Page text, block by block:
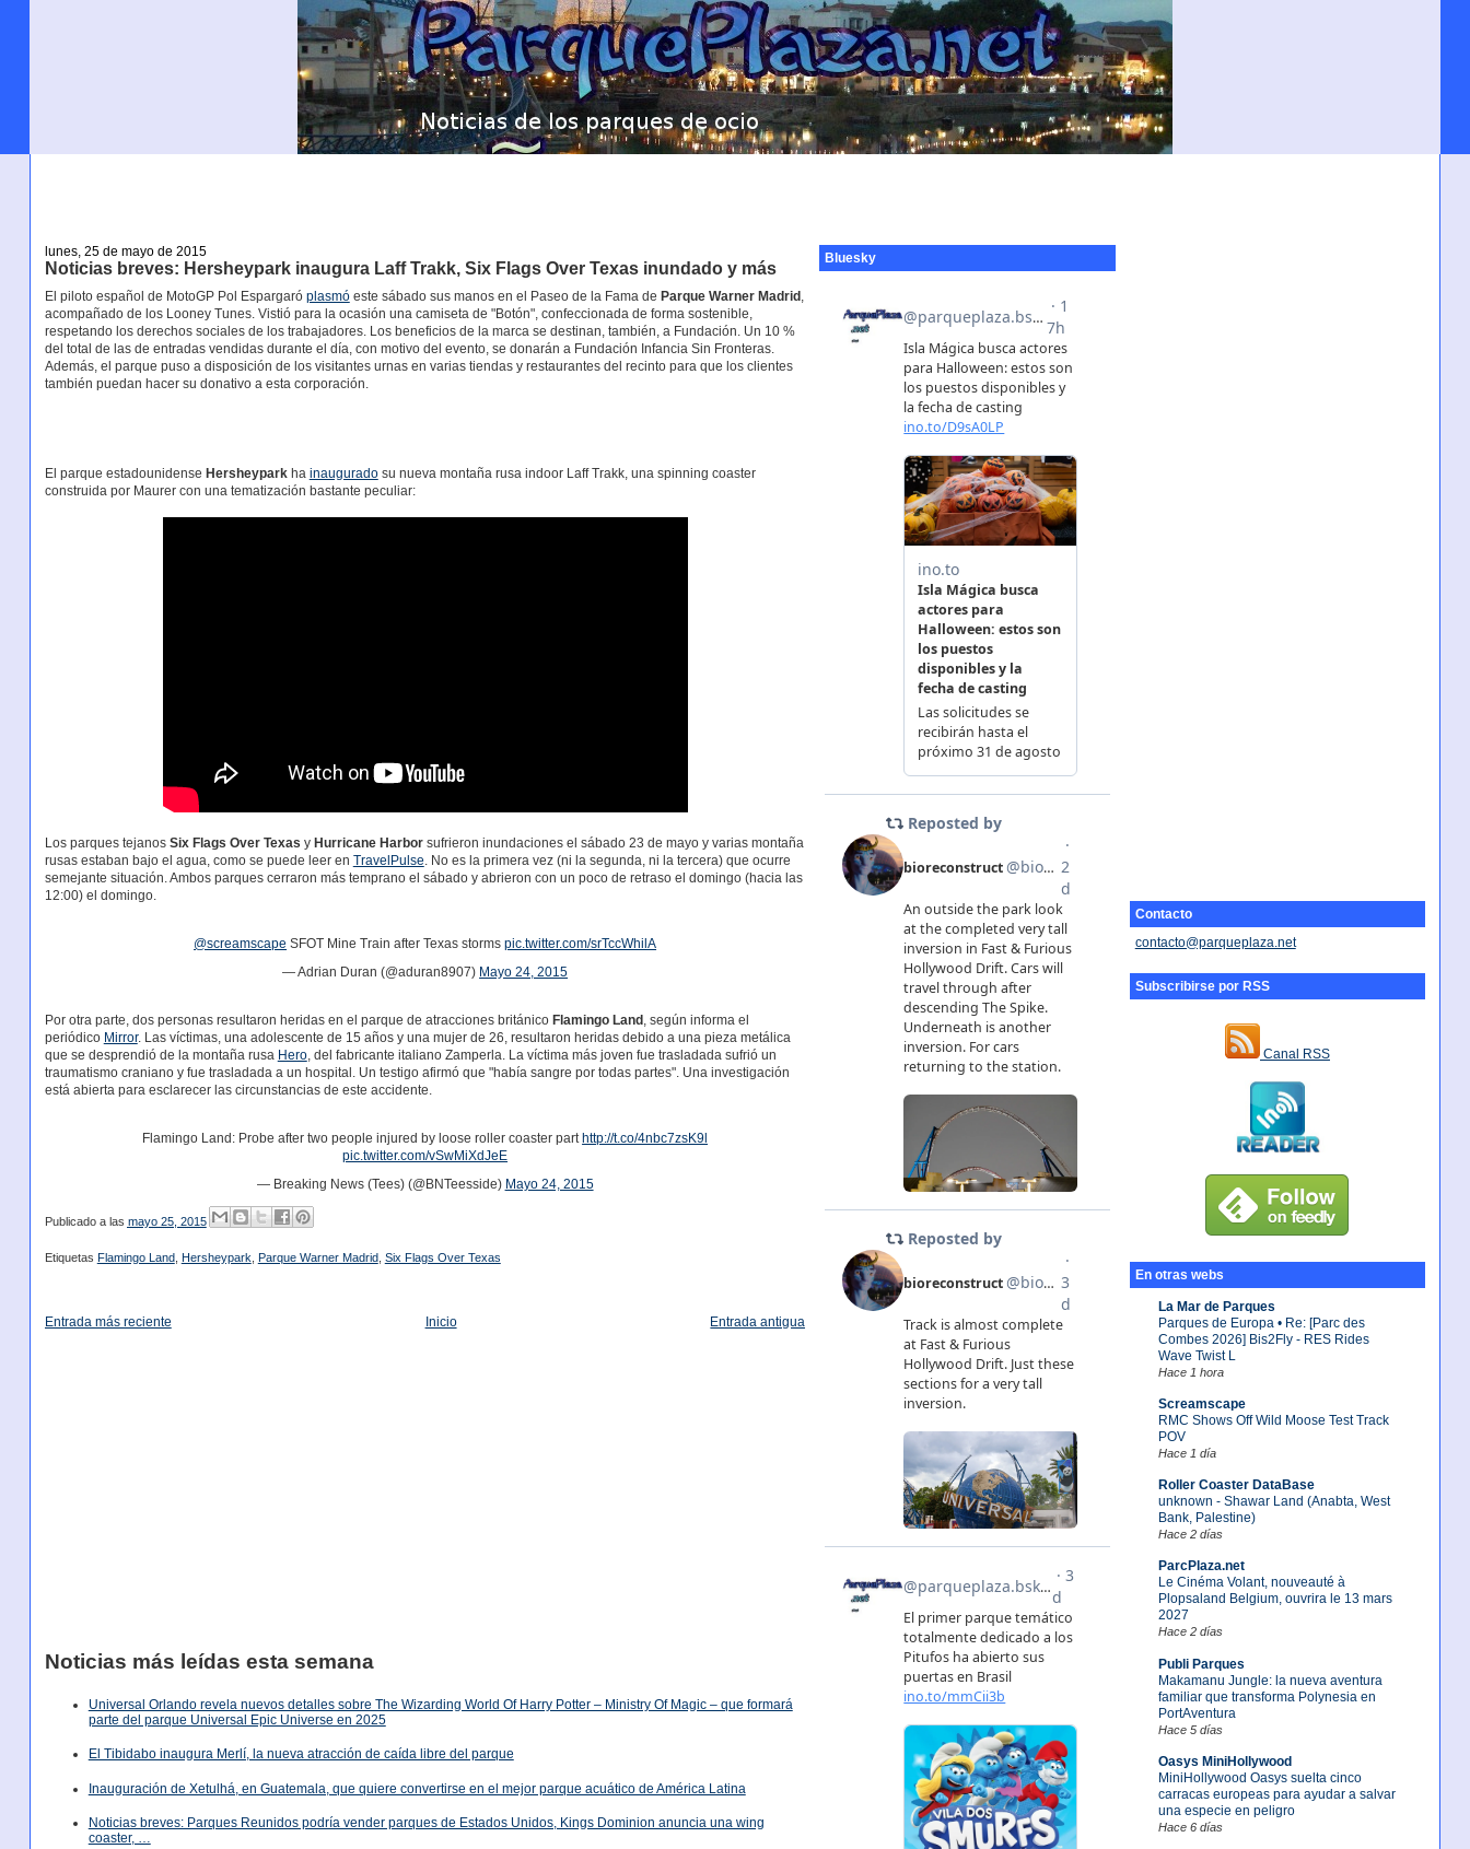
Contacto
contacto@parqueplaza.net
Subscribirse por RSS
Canal RSS
En otras webs
La Mar de Parques
Parques de Europa • Re: [Parc des
Combes 2026] Bis2Fly - RES Rides
Wave Twist L
Hace 1 hora
Screamscape
RMC Shows Off Wild Moose Test Track
POV
Hace 1 día
Roller Coaster DataBase
unknown - Shawar Land (Anabta, West
Bank, Palestine)
Hace 2 días
ParcPlaza.net
Le Cinéma Volant, nouveauté à
Plopsaland Belgium, ouvrira le 13 mars
2027
Hace 2 días
Publi Parques
Makamanu Jungle: la nueva aventura
familiar que transforma Polynesia en
PortAventura
Hace 5 días
Oasys MiniHollywood
MiniHollywood Oasys suelta cinco
carracas europeas para ayudar a salvar
una especie en peligro
Hace 6 días
lunes, 25 de mayo de 2015
Noticias breves: Hersheypark inaugura Laff Trakk, Six Flags Over Texas inundado y más
El piloto español de MotoGP Pol Espargaró plasmóeste sábado sus manos en el Paseo de la Fama de Parque Warner Madrid ,
acompañado de los Looney Tunes. Vistió para la ocasión una camiseta de "Botón", confeccionada de forma sostenible,
respetando los derechos sociales de los trabajadores. Los beneficios de la marca se destinan, también, a Fundación. Un 10 %
del total de las de entradas vendidas durante el día, con motivo del evento, se donarán a Fundación Infancia Sin Fronteras.
Además, el parque puso a disposición de los visitantes urnas en varias tiendas y restaurantes del recinto para que los clientes
también puedan hacer su donativo a esta corporación.
El parque estadounidense Hersheyparkha inauguradosu nueva montaña rusa indoor Laff Trakk, una spinning coaster
construida por Maurer con una tematización bastante peculiar:
Los parques tejanos Six Flags Over Texas y Hurricane Harborsufrieron inundaciones el sábado 23 de mayo y varias montaña
rusas estaban bajo el agua, como se puede leer en TravelPulse . No es la primera vez (ni la segunda, ni la tercera) que ocurre
semejante situación. Ambos parques cerraron más temprano el sábado y abrieron con un poco de retraso el domingo (hacia las
12:00) el domingo.
@screamscape SFOT Mine Train after Texas stormspic.twitter.com/srTccWhilA
— Adrian Duran (@aduran8907) Mayo 24, 2015
Por otra parte, dos personas resultaron heridas en el parque de atracciones británico Flamingo Land , según informa el
periódico Mirror. Las víctimas, una adolescente de 15 años y una mujer de 26, resultaron heridas debido a una pieza metálica
que se desprendió de la montaña rusa Hero, del fabricante italiano Zamperla. La víctima más joven fue trasladada sufrió un
traumatismo craniano y fue trasladada a un hospital. Un testigo afirmó que "había sangre por todas partes". Una investigación
está abierta para esclarecer las circunstancias de este accidente.
Flamingo Land: Probe after two people injured by loose roller coaster part http://t.co/4nbc7zsK9l
pic.twitter.com/vSwMiXdJeE
— Breaking News (Tees) (@BNTeesside) Mayo 24, 2015
Publicado a las mayo 25, 2015
Etiquetas Flamingo Land, Hersheypark Parque Warner Madrid, Six Flags Over Texas
Entrada más reciente Entrada antigua
Inicio
Noticias más leídas esta semana
Universal Orlando revela nuevos detalles sobre The Wizarding World Of Harry Potter – Ministry Of Magic – que formará
parte del parque Universal Epic Universe en 2025
El Tibidabo inaugura Merlí, la nueva atracción de caída libre del parque
Inauguración de Xetulhá, en Guatemala, que quiere convertirse en el mejor parque acuático de América Latina
Noticias breves: Parques Reunidos podría vender parques de Estados Unidos, Kings Dominion anuncia una wing
coaster, …
Bluesky